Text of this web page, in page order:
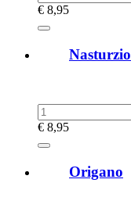
€ 8,95
Nasturzio
€ 8,95
Origano